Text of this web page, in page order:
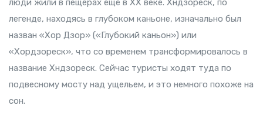
люди жили в пещерах ещё в XX веке. Хндзореск, по
легенде, находясь в глубоком каньоне, изначально был
назван «Хор Дзор» («Глубокий каньон») или
«Хордзореск», что со временем трансформировалось в
название Хндзореск. Сейчас туристы ходят туда по
подвесному мосту над ущельем, и это немного похоже на
сон.